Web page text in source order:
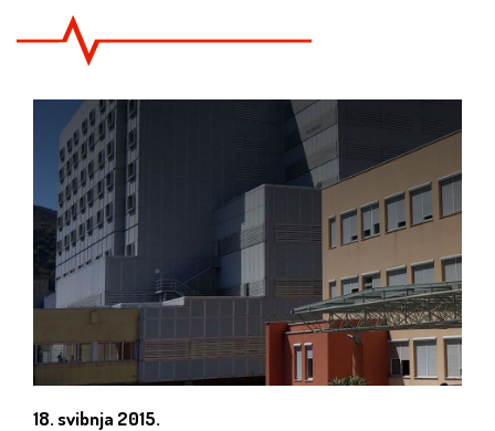
18. svibnja 2015.